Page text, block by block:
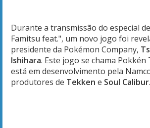
Durante a transmissão do especial de
Famitsu feat.", um novo jogo foi
presidente da Pokémon Company,
Ishihara. Este jogo se chama Pokkén
está em desenvolvimento pela
produtores de Tekken e Soul Calibur.